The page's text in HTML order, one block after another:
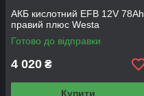
АКБ кислотний EFB 12V 78Аh
правий плюс Westa
Готово до відправки
4 020 ₴
Купити